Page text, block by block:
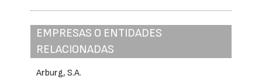
EMPRESAS O ENTIDADES
RELACIONADAS
Arburg, S.A.